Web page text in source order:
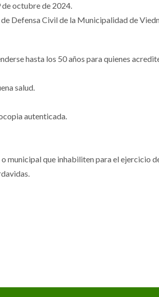
de octubre de 2024.
Defensa Civil de la Municipalidad de
hasta los 50 años para quienes
salud.
autenticada.
municipal que inhabiliten para el ejercicio